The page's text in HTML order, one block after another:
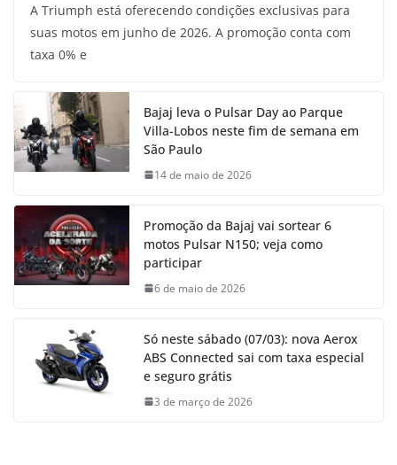
A Triumph está oferecendo condições exclusivas para
suas motos em junho de 2026. A promoção conta com
taxa 0% e
Bajaj leva o Pulsar Day ao Parque
Villa-Lobos neste fim de semana em
São Paulo
14 de maio de 2026
Promoção da Bajaj vai sortear 6
motos Pulsar N150; veja como
participar
6 de maio de 2026
Só neste sábado (07/03): nova Aerox
ABS Connected sai com taxa especial
e seguro grátis
3 de março de 2026